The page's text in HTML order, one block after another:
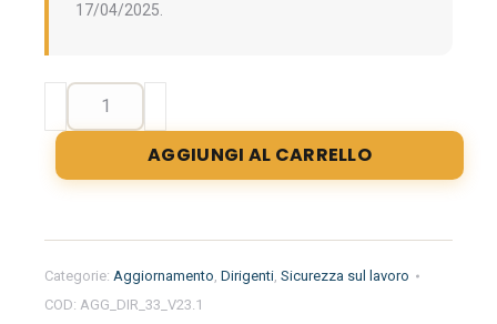
17/04/2025.
Aggiornamento
formazione
per
l'uso
-
generale
(Valido
AGGIUNGI AL CARRELLO
Categorie: Aggiornamento, Dirigenti, Sicurezza sul lavoro
COD: AGG_DIR_33_V23.1